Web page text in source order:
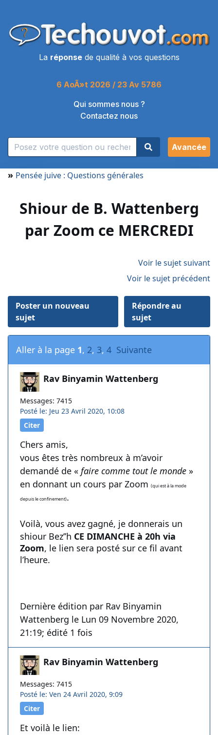
La réponsede qualité à vos questions
6 AoÃ»t 2026 / 23 Av 5786
Qui sommes nous ?
Contactez nous
Avancée
» Pensée juive : Questions générales
Shiour de B. Wattenberg
par Zoom ce MERCREDI
Voir le sujet suivant
Voir le sujet précédent
Poster un nouveau
sujet
Répondre au
sujet
Aller à la page 1, 2, 3, 4 Suivante
Rav Binyamin Wattenberg
Messages: 7415
Posté le: Jeu 23 Avril 2020, 10:08
Citer
Chers amis,
vous êtes très nombreux à m’avoir
demandé de « faire comme tout le monde »
en donnant un cours par Zoom (qui est à la mode
depuis le confinement).
Voilà, vous avez gagné, je donnerais un
shiour Bez’’h CE DIMANCHE à 20h via
Zoom, le lien sera posté sur ce fil avant
l’heure.
Dernière édition par Rav Binyamin
Wattenberg le Lun 09 Novembre 2020,
21:19; édité 1 fois
Rav Binyamin Wattenberg
Messages: 7415
Posté le: Ven 24 Avril 2020, 9:09
Citer
Et voilà le lien: